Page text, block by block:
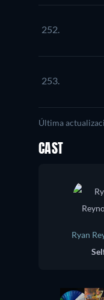
252.
253.
Última
CAST
Ryan